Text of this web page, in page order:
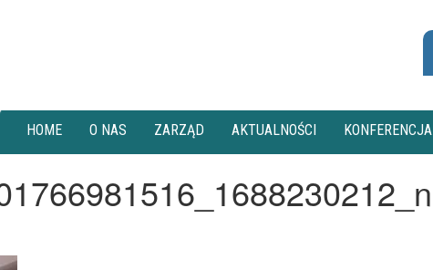
HOME O NAS ZARZĄD AKTUALNOŚCI KONFERENCJA